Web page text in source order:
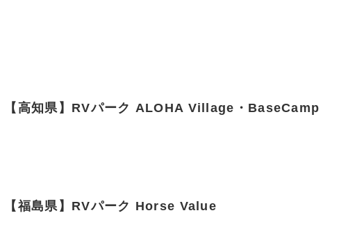
【高知県】RVパーク ALOHA Village・BaseCamp
【福島県】RVパーク Horse Value